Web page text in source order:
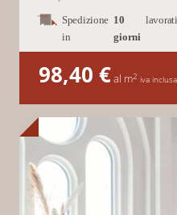
Spedizione
in
10
giorni
98,40 €al m2 iva inclusa